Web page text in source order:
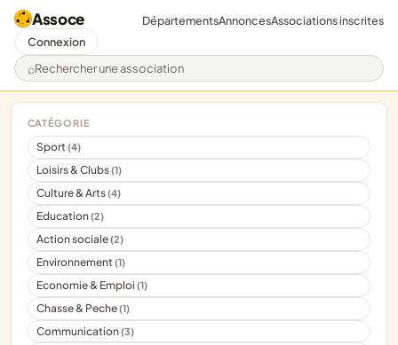
Assoce
Rechercher une association
DépartementsAnnoncesAssociations inscrites
Connexion
CATÉGORIE
Sport(4)
Loisirs & Clubs(1)
Culture & Arts(4)
Education(2)
Action sociale(2)
Environnement(1)
Economie & Emploi(1)
Chasse & Peche(1)
Communication(3)